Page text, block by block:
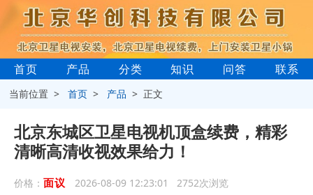
首页 产品 分类 知识 问答 联系
当前位置 >首页 > 产品 > 正文
北京东城区卫星电视机顶盒续费，精彩
清晰高清收视效果给力！
价格： 面议 2026-08-09 12:23:01 2752次浏览